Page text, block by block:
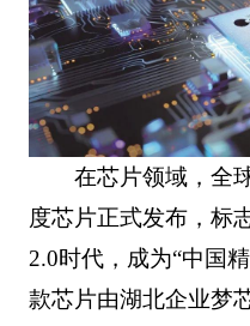
在芯片领域，全
度芯片正式发布，标
2.0时代，成为“中国
款芯片由湖北企业梦